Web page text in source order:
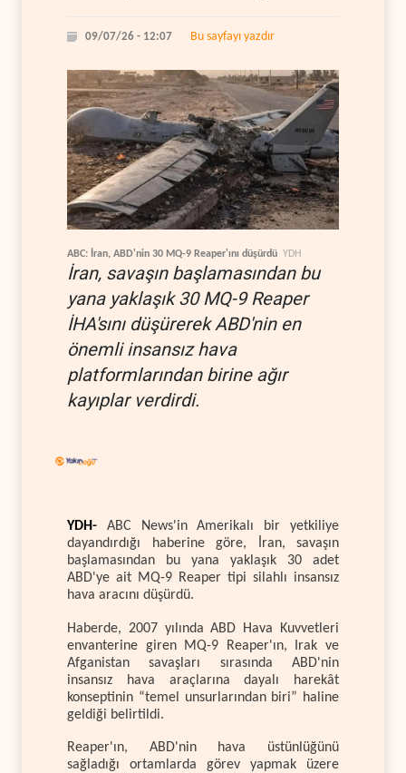
09/07/26 - 12:07 Bu sayfayı yazdır
ABC: İran, ABD'nin 30 MQ-9 Reaper'ını düşürdü YDH
İran, savaşın başlamasından bu
yana yaklaşık 30 MQ-9 Reaper
İHA'sını düşürerek ABD'nin en
önemli insansız hava
platformlarından birine ağır
kayıplar verdirdi.
YDH- ABC News'in Amerikalı bir yetkiliye
dayandırdığı haberine göre, İran, savaşın
başlamasından bu yana yaklaşık 30 adet
ABD'ye ait MQ-9 Reaper tipi silahlı insansız
hava aracını düşürdü.
Haberde, 2007 yılında ABD Hava Kuvvetleri
envanterine giren MQ-9 Reaper'ın, Irak ve
Afganistan savaşları sırasında ABD'nin
insansız hava araçlarına dayalı harekât
konseptinin “temel unsurlarından biri” haline
geldiği belirtildi.
Reaper'ın, ABD'nin hava üstünlüğünü
sağladığı ortamlarda görev yapmak üzere